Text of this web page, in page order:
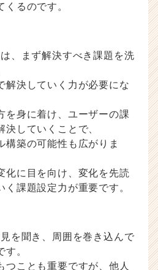
くるのです。
、まず解決すべき課題を洗
解決していく力が必要にな
を身に着け、ユーザーの課
していくことで、
構築の可能性も広がりま
化に目を向け、変化を先読
課題設定力が重要です。
を聞き、周囲を巻き込んで
。
つことも重要ですが、他人